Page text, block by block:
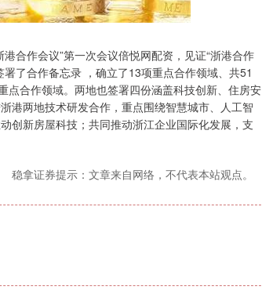
作会议”第一次会议倍悦网配资，见证“浙港合作
了合作备忘录 ，确立了13项重点合作领域、共51
点合作领域。两地也签署四份涵盖科技创新、住房安
港两地技术研发合作，重点围绕智慧城市、人工智
创新房屋科技；共同推动浙江企业国际化发展，支
稳拿证券提示：文章来自网络，不代表本站观点。